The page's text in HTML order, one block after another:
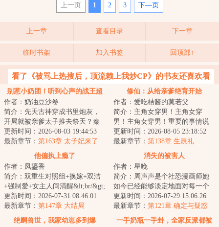
上一页 1 2 3 下—页
上一章 查看目录 下一章
临时书架 加入书签 回顶部↑
看了《被骂上热搜后，顶流赖上我炒CP》的书友还喜欢看
别惹小奶团！听到心声的战王超
护短
作者：奶油豆沙卷
简介：先天古神穿成书里炮灰，
开局就被亲爹太子推去祭天？秦
呦呦冷笑，反手求雨镇乾坤，当
场撂下一句惊世...
更新时间：2026-08-03 19:44:53
最新章节： 第163章 太子妃来了
修仙：从给亲爹绝育开始
作者：爱吃桔酱的莫若父
简介：主角女穿男！主角女穿
男！主角女穿男！重要的事情说
三遍！！！卫来这辈子当够了女
人，如今一朝穿越...
更新时间：2026-08-05 23:18:52
最新章节： 第138章 生辰礼
他偏执上瘾了
作者：凤鎏香
简介：双重生对照组+换嫁+双洁
+强制爱+女主人间清醒&lt;br/&gt;
谢晚宁与姐姐谢知意一起重生
了。&lt;br/&g...
更新时间：2026-07-31 08:46:01
最新章节： 第147章 大结局
消失的被害人
作者：星晚
简介：周声声是个社恐漫画师她
如今已经能够淡定地面对每一个
来寻她的被害人江一平：被害人
究竟是谁？周声...
更新时间：2026-07-29 15:06:26
最新章节： 第121章 确定与疑惑
绝嗣兽世，我家幼崽多到爆
一手奶瓶一手卦，全家反派都被